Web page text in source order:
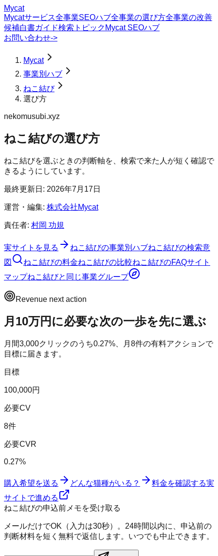
Mycat
Mycatサービス全事業SEOハブ全事業の選び方全事業の改善
候補白書ガイド検索トピック Mycat SEOハブ
お問い合わせ->
Mycat
事業別ハブ
ねこ結び
選び方
nekomusubi.xyz
ねこ結びの選び方
ねこ結びを選ぶときの判断軸を、検索で来た人が短く確認で
きるようにしています。
最終更新日: 2026年7月17日
運営・編集: 株式会社Mycat
責任者: 村岡 功規
実サイトを見る ねこ結びの事業別ハブねこ結びの検索意
図
ねこ結びの料金ねこ結びの比較ねこ結びのFAQサイト
マップねこ結びと同じ事業グループ
Revenue next action
月10万円に必要な次の一歩を先に選ぶ
月間3,000クリックのうち0.27%、月 8件の有料アクションで
目標に届きます。
目標
100,000円
必要CV
8件
必要CVR
0.27%
購入希望を送る どんな猫種がいる？ 料金を確認する実
サイトで進める
ねこ結びの申込前メモを受け取る
メールだけでOK（入力は30秒）。24時間以内に、申込前の
判断材料を短く無料で返信します。いつでも中止できます。